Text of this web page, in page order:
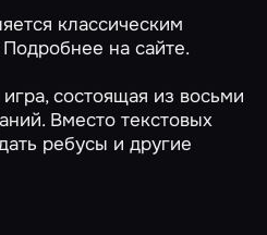
классическим
на сайте.
состоящая из восьми
Вместо текстовых
ребусы и другие